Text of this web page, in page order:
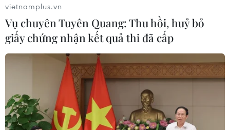
vietnamplus.vn
Vụ chuyên Tuyên Quang: Thu hồi, huỷ bỏ
giấy chứng nhận kết quả thi đã cấp